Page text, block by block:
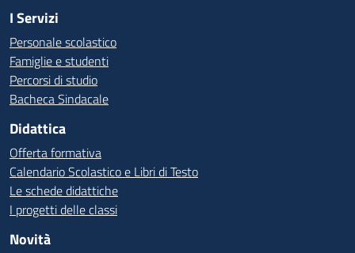
I Servizi
Personale scolastico
Famiglie e studenti
Percorsi di studio
Bacheca Sindacale
Didattica
Offerta formativa
Calendario Scolastico e Libri di Testo
Le schede didattiche
I progetti delle classi
Novità